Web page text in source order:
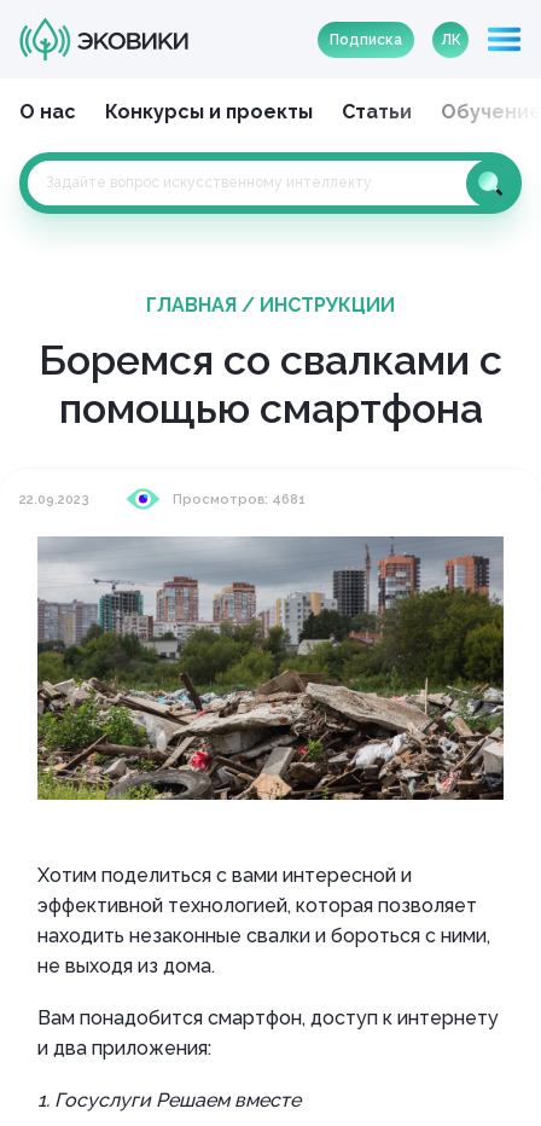
Подписка ЛК
О нас Конкурсы и проекты Статьи Обучение
ГЛАВНАЯ / ИНСТРУКЦИИ
Боремся со свалками с
помощью смартфона
22.09.2023 Просмотров: 4681
Хотим поделиться с вами интересной и
эффективной технологией, которая позволяет
находить незаконные свалки и бороться с ними,
не выходя из дома.
Вам понадобится смартфон, доступ к интернету
и два приложения:
1. Госуслуги Решаем вместе